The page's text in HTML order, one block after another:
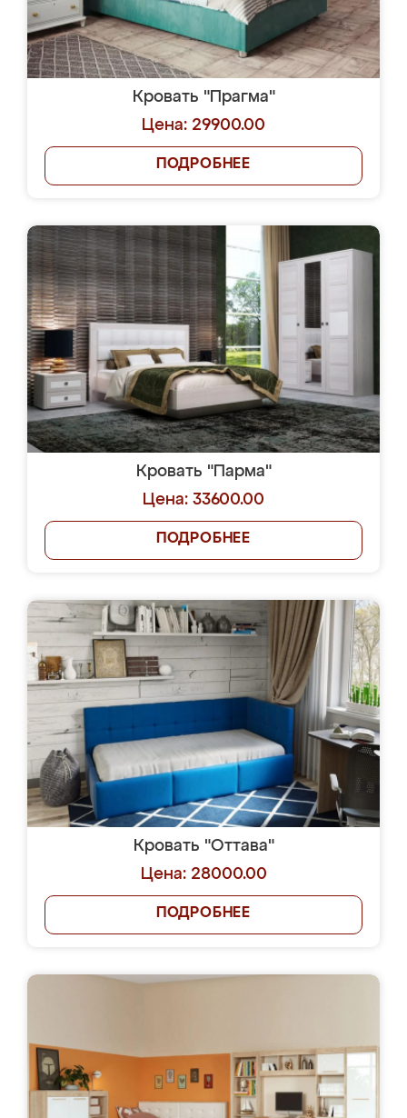
Кровать "Прагма"
Цена: 29900.00
ПОДРОБНЕЕ
Кровать "Парма"
Цена: 33600.00
ПОДРОБНЕЕ
Кровать "Оттава"
Цена: 28000.00
ПОДРОБНЕЕ